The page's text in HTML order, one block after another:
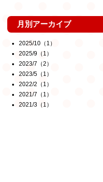
月別アーカイブ
2025/10（1）
2025/9（1）
2023/7（2）
2023/5（1）
2022/2（1）
2021/7（1）
2021/3（1）